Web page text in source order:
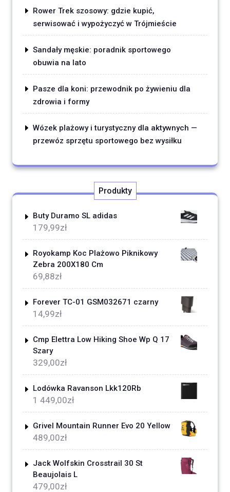
Rower Trek szosowy: gdzie kupić,
serwisować i wypożyczyć w Trójmieście
Sandały męskie: poradnik sportowego
obuwia na lato
Pasze dla koni: przewodnik po żywieniu dla
zdrowia i formy
Wózek plażowy i turystyczny dla aktywnych —
przewóz sprzętu sportowego bez wysiłku
Produkty
Buty Duramo SL adidas
179,99zł
Royokamp Koc Plażowo Piknikowy
Zebra 200X180 Cm
69,88zł
Forever TC-01 GSM032671 czarny
14,99zł
Cmp Elettra Low Hiking Shoe Wp Q 17
Szary
329,00zł
Lodówka Ravanson Lkk120Rb
1 449,00zł
Grivel Mountain Runner Evo 20 Yellow
489,00zł
Jack Wolfskin Crosstrail 30 St
Beaujolais L
479,00zł